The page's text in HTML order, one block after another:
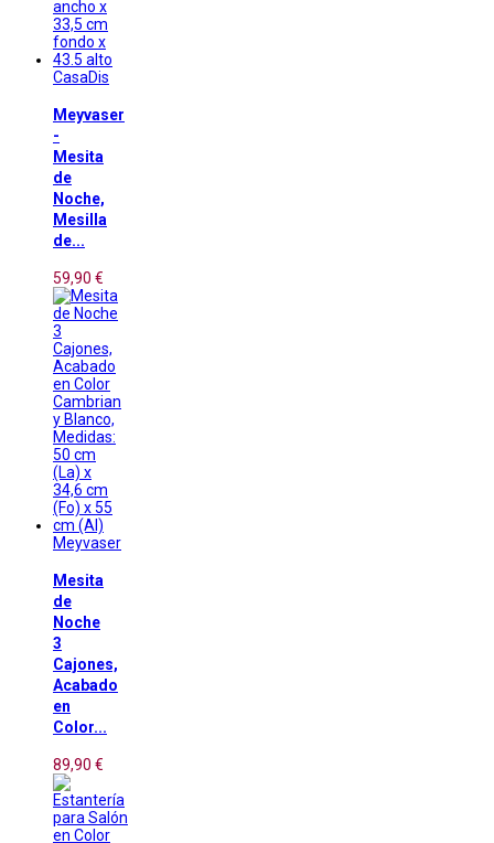
CasaDis
Meyvaser
-
Mesita
de
Noche,
Mesilla
de...
59,90 €
Meyvaser
Mesita
de
Noche
3
Cajones,
Acabado
en
Color...
89,90 €